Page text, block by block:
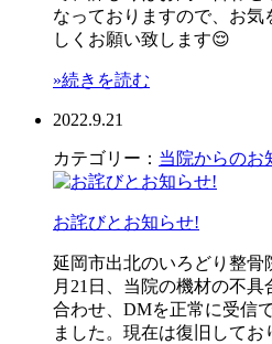
なっておりますので、お気
しくお願い致します😌
»続きを読む
2022.9.21
カテゴリー： 当院からのお
お詫びとお知らせ!
延岡市出北のいろどり整骨
月21日、当院の機材の不
合わせ、DMを正常に受信
ました。現在は復旧して